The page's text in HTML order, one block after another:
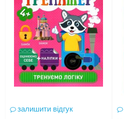
залишити відгук